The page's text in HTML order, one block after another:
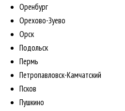
Оренбург
Орехово-Зуево
Орск
Подольск
Пермь
Петропавловск-Камчатский
Псков
Пушкино